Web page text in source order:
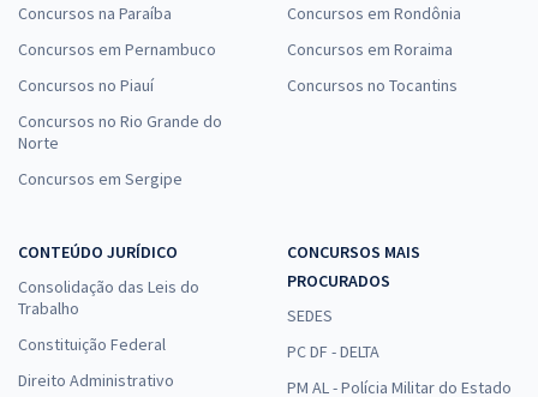
Concursos na Paraíba
Concursos em Pernambuco
Concursos no Piauí
Concursos no Rio Grande do
Norte
Concursos em Sergipe
Concursos em Rondônia
Concursos em Roraima
Concursos no Tocantins
CONTEÚDO JURÍDICO
Consolidação das Leis do
Trabalho
Constituição Federal
Direito Administrativo
CONCURSOS MAIS
PROCURADOS
SEDES
PC DF - DELTA
PM AL - Polícia Militar do Estado